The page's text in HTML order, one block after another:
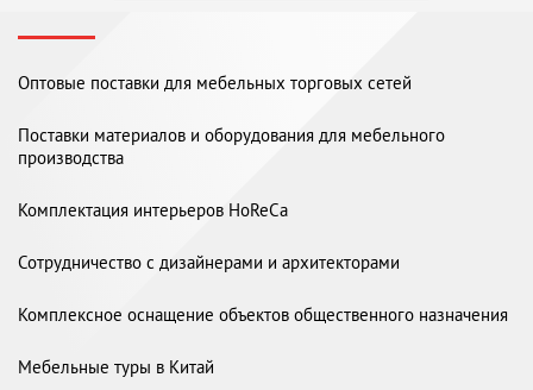
Оптовые поставки для мебельных торговых сетей
Поставки материалов и оборудования для мебельного
производства
Комплектация интерьеров HoReCa
Сотрудничество с дизайнерами и архитекторами
Комплексное оснащение объектов общественного назначения
Мебельные туры в Китай